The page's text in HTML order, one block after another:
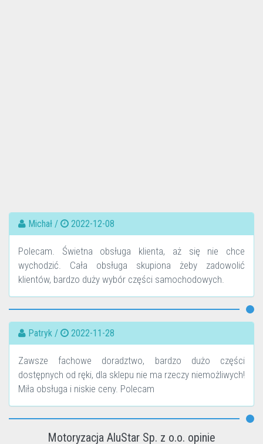
Michał / 2022-12-08
Polecam. Świetna obsługa klienta, aż się nie chce
wychodzić. Cała obsługa skupiona żeby zadowolić
klientów, bardzo duży wybór części samochodowych.
Patryk / 2022-11-28
Zawsze fachowe doradztwo, bardzo dużo części
dostępnych od ręki, dla sklepu nie ma rzeczy niemożliwych!
Miła obsługa i niskie ceny. Polecam
Motoryzacja AluStar Sp. z o.o. opinie